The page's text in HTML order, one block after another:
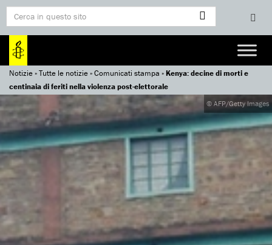
Notizie»Tutte le notizie»Comunicati stampa »Kenya: decine di morti e
centinaia di feriti nella violenza post-elettorale
© AFP/Getty Images